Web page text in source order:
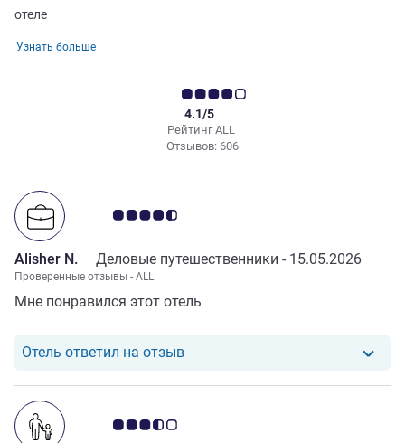
отеле
Узнать больше
Рейтинг ALL
4.1/5
Отзывов: 606
Примечание: отзывы клиентов 4.5/5
Alisher N. Деловые путешественники - 15.05.2026
Проверенные отзывы - ALL
Мне понравился этот отель
Отель ответил на отзывОтель ответил на отзыв от
Примечание: отзывы клиентов 3.5/5